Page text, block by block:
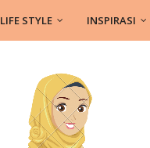
LIFE STYLE INSPIRASI